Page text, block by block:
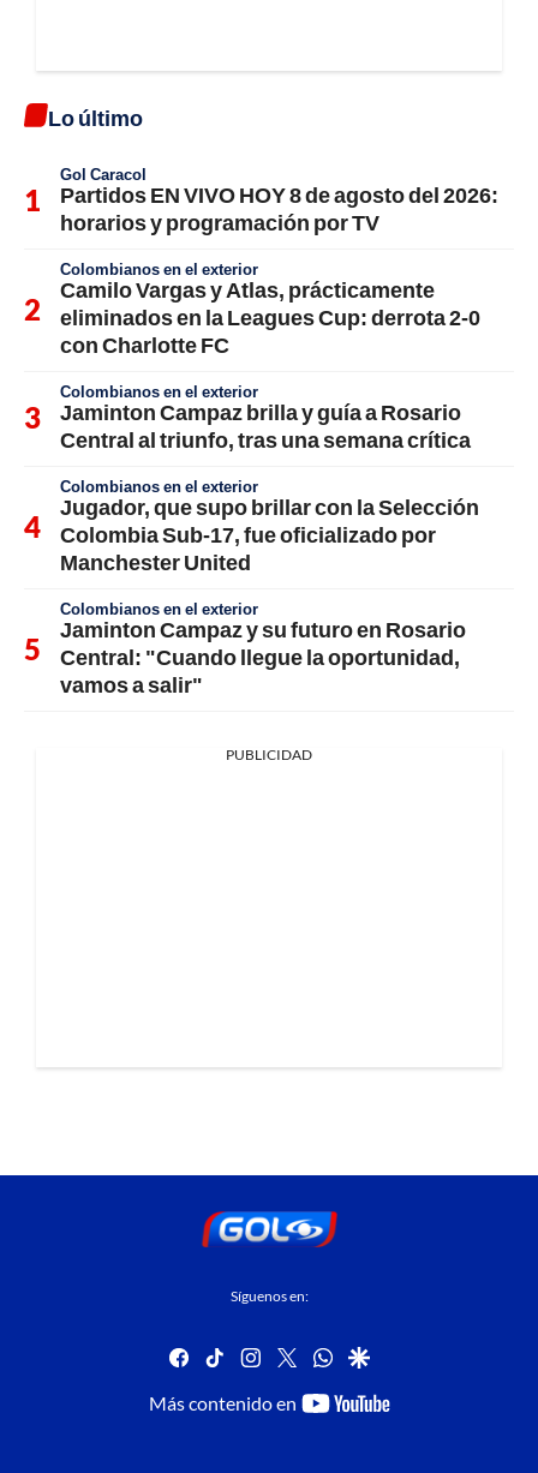
Lo último
Gol Caracol
Partidos EN VIVO HOY 8 de agosto del 2026:
horarios y programación por TV
Colombianos en el exterior
Camilo Vargas y Atlas, prácticamente
eliminados en la Leagues Cup: derrota 2-0
con Charlotte FC
Colombianos en el exterior
Jaminton Campaz brilla y guía a Rosario
Central al triunfo, tras una semana crítica
Colombianos en el exterior
Jugador, que supo brillar con la Selección
Colombia Sub-17, fue oficializado por
Manchester United
Colombianos en el exterior
Jaminton Campaz y su futuro en Rosario
Central: "Cuando llegue la oportunidad,
vamos a salir"
PUBLICIDAD
Síguenos en:
facebook
tiktok instagram
twitterwhatsapp
google
Más contenido en
youtube-